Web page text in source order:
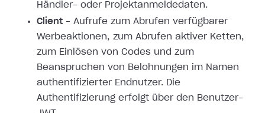
Händler- oder Projektanmeldedaten.
Client – Aufrufe zum Abrufen verfügbarer
Werbeaktionen, zum Abrufen aktiver Ketten,
zum Einlösen von Codes und zum
Beanspruchen von Belohnungen im Namen
authentifizierter Endnutzer. Die
Authentifizierung erfolgt über den Benutzer-